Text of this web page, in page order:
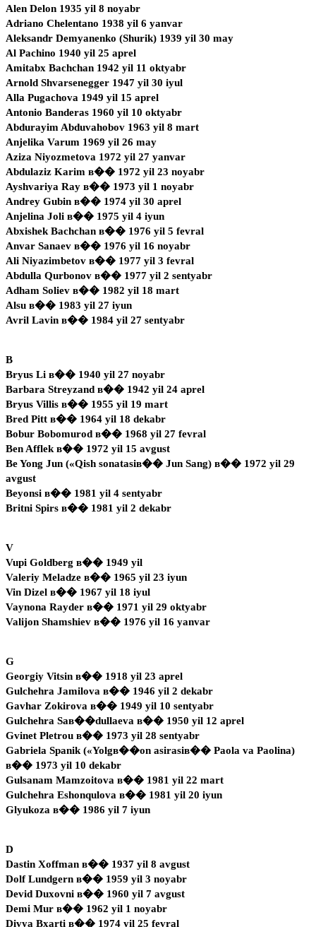
Alen Delon 1935 yil 8 noyabr
Adriano Chelentano 1938 yil 6 yanvar
Aleksandr Demyanenko (Shurik) 1939 yil 30 may
Al Pachino 1940 yil 25 aprel
Amitabx Bachchan 1942 yil 11 oktyabr
Arnold Shvarsenegger 1947 yil 30 iyul
Alla Pugachova 1949 yil 15 aprel
Antonio Banderas 1960 yil 10 oktyabr
Abdurayim Abduvahobov 1963 yil 8 mart
Anjelika Varum 1969 yil 26 may
Aziza Niyozmetova 1972 yil 27 yanvar
Abdulaziz Karim в�� 1972 yil 23 noyabr
Ayshvariya Ray в�� 1973 yil 1 noyabr
Andrey Gubin в�� 1974 yil 30 aprel
Anjelina Joli в�� 1975 yil 4 iyun
Abxishek Bachchan в�� 1976 yil 5 fevral
Anvar Sanaev в�� 1976 yil 16 noyabr
Ali Niyazimbetov в�� 1977 yil 3 fevral
Abdulla Qurbonov в�� 1977 yil 2 sentyabr
Adham Soliev в�� 1982 yil 18 mart
Alsu в�� 1983 yil 27 iyun
Avril Lavin в�� 1984 yil 27 sentyabr
B
Bryus Li в�� 1940 yil 27 noyabr
Barbara Streyzand в�� 1942 yil 24 aprel
Bryus Villis в�� 1955 yil 19 mart
Bred Pitt в�� 1964 yil 18 dekabr
Bobur Bobomurod в�� 1968 yil 27 fevral
Ben Afflek в�� 1972 yil 15 avgust
Be Yong Jun («Qish sonatasiв�� Jun Sang) в�� 1972 yil 29
avgust
Beyonsi в�� 1981 yil 4 sentyabr
Britni Spirs в�� 1981 yil 2 dekabr
V
Vupi Goldberg в�� 1949 yil
Valeriy Meladze в�� 1965 yil 23 iyun
Vin Dizel в�� 1967 yil 18 iyul
Vaynona Rayder в�� 1971 yil 29 oktyabr
Valijon Shamshiev в�� 1976 yil 16 yanvar
G
Georgiy Vitsin в�� 1918 yil 23 aprel
Gulchehra Jamilova в�� 1946 yil 2 dekabr
Gavhar Zokirova в�� 1949 yil 10 sentyabr
Gulchehra Saв��dullaeva в�� 1950 yil 12 aprel
Gvinet Pletrou в�� 1973 yil 28 sentyabr
Gabriela Spanik («Yolgв��on asirasiв�� Paola va Paolina)
в�� 1973 yil 10 dekabr
Gulsanam Mamzoitova в�� 1981 yil 22 mart
Gulchehra Eshonqulova в�� 1981 yil 20 iyun
Glyukoza в�� 1986 yil 7 iyun
D
Dastin Xoffman в�� 1937 yil 8 avgust
Dolf Lundgern в�� 1959 yil 3 noyabr
Devid Duxovni в�� 1960 yil 7 avgust
Demi Mur в�� 1962 yil 1 noyabr
Divya Bxarti в�� 1974 yil 25 fevral